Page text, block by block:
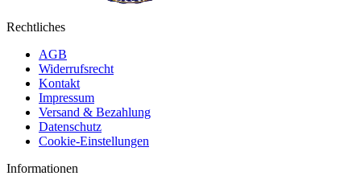
Rechtliches
AGB
Widerrufsrecht
Kontakt
Impressum
Versand & Bezahlung
Datenschutz
Cookie-Einstellungen
Informationen